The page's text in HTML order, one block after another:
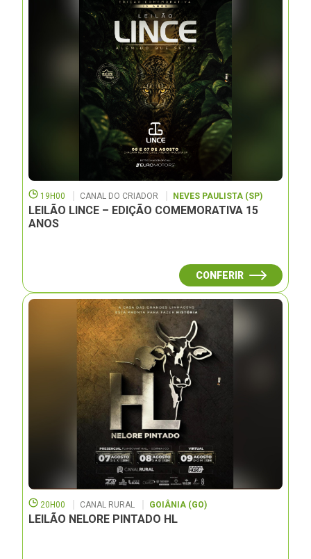
19H00 CANAL DO CRIADOR NEVES PAULISTA (SP)
LEILÃO LINCE – EDIÇÃO COMEMORATIVA 15
ANOS
CONFERIR
20H00 CANAL RURAL GOIÂNIA (GO)
LEILÃO NELORE PINTADO HL